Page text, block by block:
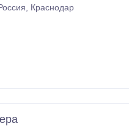
Краснодар